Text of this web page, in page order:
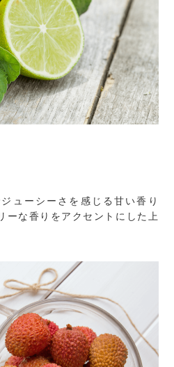
ューシーさを感じる甘い香り
ーな香りをアクセントにした上